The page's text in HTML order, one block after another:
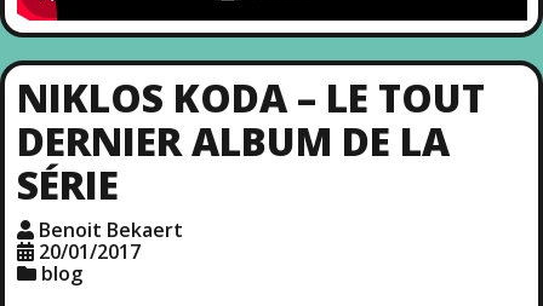
NIKLOS KODA – LE TOUT
DERNIER ALBUM DE LA
SÉRIE
Benoit Bekaert
20/01/2017
blog